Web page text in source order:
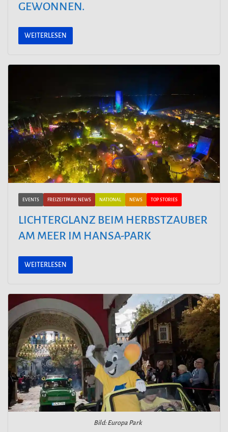
GEWONNEN.
WEITERLESEN
EVENTS FREIZEITPARK NEWS NATIONAL NEWS TOP STORIES
LICHTERGLANZ BEIM HERBSTZAUBER
AM MEER IM HANSA-PARK
WEITERLESEN
Bild: Europa Park